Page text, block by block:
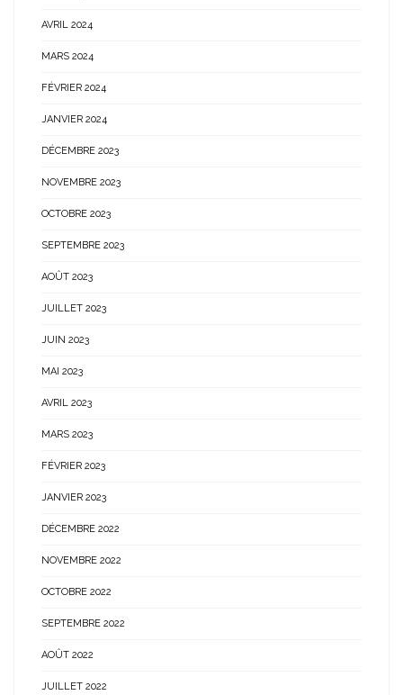
AVRIL 2024
MARS 2024
FÉVRIER 2024
JANVIER 2024
DÉCEMBRE 2023
NOVEMBRE 2023
OCTOBRE 2023
SEPTEMBRE 2023
AOÛT 2023
JUILLET 2023
JUIN 2023
MAI 2023
AVRIL 2023
MARS 2023
FÉVRIER 2023
JANVIER 2023
DÉCEMBRE 2022
NOVEMBRE 2022
OCTOBRE 2022
SEPTEMBRE 2022
AOÛT 2022
JUILLET 2022